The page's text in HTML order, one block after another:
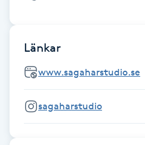
Hyperhidros
Hypnos
Hårborttagning
Länkar
www.sagaharstudio.se
sagaharstudio